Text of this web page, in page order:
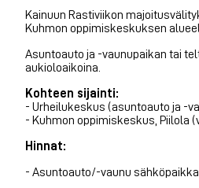
Kainuun Rastiviikon
Kuhmon oppimiskeskuksen
Asuntoauto ja -vaunupaikan tai
aukioloaikoina.
Kohteen sijainti:
- Urheilukeskus (asuntoauto ja -
- Kuhmon oppimiskeskus, Piilola
Hinnat:
- Asuntoauto/-vaunu